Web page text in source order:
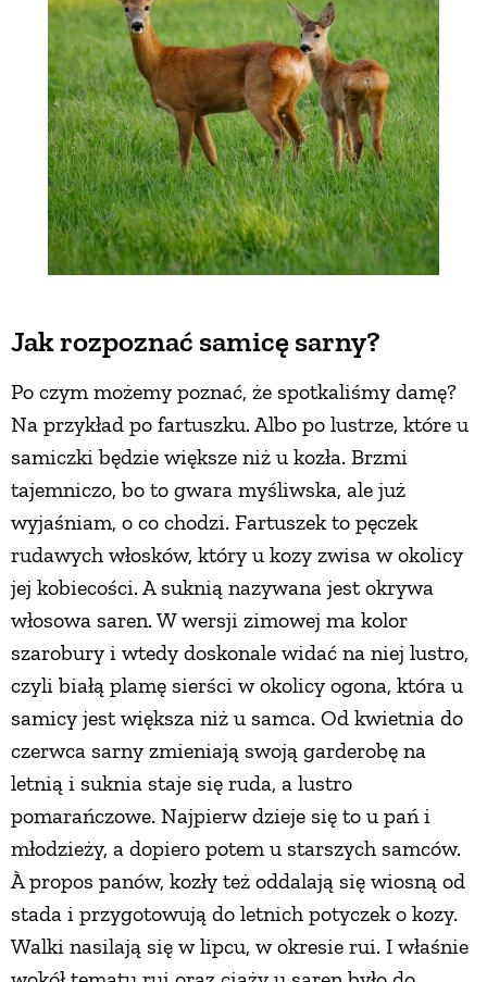
Jak rozpoznać samicę sarny?
Po czym możemy poznać, że spotkaliśmy damę?
Na przykład po fartuszku. Albo po lustrze, które u
samiczki będzie większe niż u kozła. Brzmi
tajemniczo, bo to gwara myśliwska, ale już
wyjaśniam, o co chodzi. Fartuszek to pęczek
rudawych włosków, który u kozy zwisa w okolicy
jej kobiecości. A suknią nazywana jest okrywa
włosowa saren. W wersji zimowej ma kolor
szarobury i wtedy doskonale widać na niej lustro,
czyli białą plamę sierści w okolicy ogona, która u
samicy jest większa niż u samca. Od kwietnia do
czerwca sarny zmieniają swoją garderobę na
letnią i suknia staje się ruda, a lustro
pomarańczowe. Najpierw dzieje się to u pań i
młodzieży, a dopiero potem u starszych samców.
À propos panów, kozły też oddalają się wiosną od
stada i przygotowują do letnich potyczek o kozy.
Walki nasilają się w lipcu, w okresie rui. I właśnie